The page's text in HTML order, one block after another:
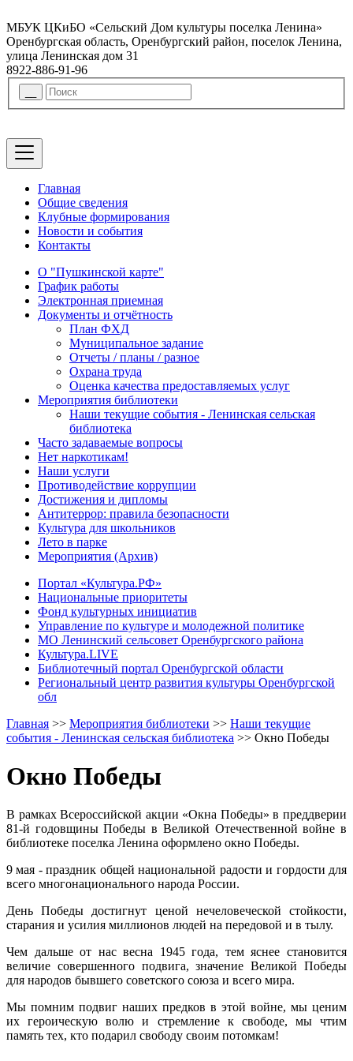
МБУК ЦКиБО «Сельский Дом культуры поселка Ленина»
Оренбургская область, Оренбургский район, поселок Ленина,
улица Ленинская дом 31
8922-886-91-96
Главная
Общие сведения
Клубные формирования
Новости и события
Контакты
О "Пушкинской карте"
График работы
Электронная приемная
Документы и отчётность
План ФХД
Муниципальное задание
Отчеты / планы / разное
Охрана труда
Оценка качества предоставляемых услуг
Мероприятия библиотеки
Наши текущие события - Ленинская сельская
библиотека
Часто задаваемые вопросы
Нет наркотикам!
Наши услуги
Противодействие коррупции
Достижения и дипломы
Антитеррор: правила безопасности
Культура для школьников
Лето в парке
Мероприятия (Архив)
Портал «Культура.РФ»
Национальные приоритеты
Фонд культурных инициатив
Управление по культуре и молодежной политике
МО Ленинский сельсовет Оренбургского района
Культура.LIVE
Библиотечный портал Оренбургской области
Региональный центр развития культуры Оренбургской
обл
Главная >> Мероприятия библиотеки >> Наши текущие
события - Ленинская сельская библиотека >> Окно Победы
Окно Победы
В рамках Всероссийской акции «Окна Победы» в преддверии
81-й годовщины Победы в Великой Отечественной войне в
библиотеке поселка Ленина оформлено окно Победы.
9 мая - праздник общей национальной радости и гордости для
всего многонационального народа России.
День Победы достигнут ценой нечеловеческой стойкости,
старания и усилия миллионов людей на передовой и в тылу.
Чем дальше от нас весна 1945 года, тем яснее становится
величие совершенного подвига, значение Великой Победы
для народов бывшего советского союза и всего мира.
Мы помним подвиг наших предков в этой войне, мы ценим
их героическую волю и стремление к свободе, мы чтим
память тех, кто подарил свободу своим потомкам!